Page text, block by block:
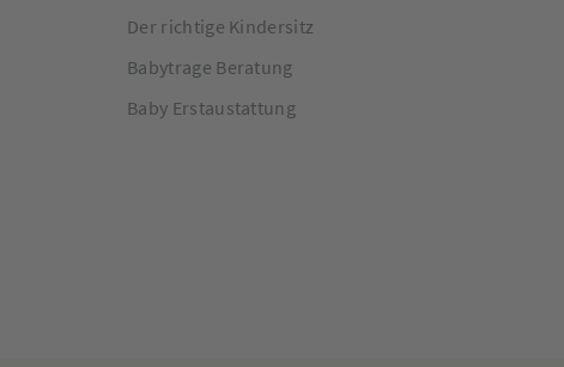
Der richtige Kindersitz
Babytrage Beratung
Baby Erstaustattung